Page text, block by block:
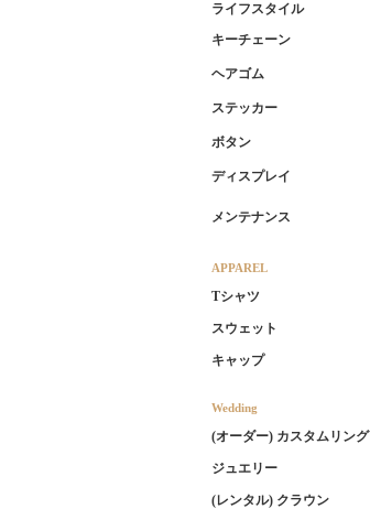
ライフスタイル
キーチェーン
ヘアゴム
ステッカー
ボタン
ディスプレイ
メンテナンス
APPAREL
Tシャツ
スウェット
キャップ
Wedding
(オーダー) カスタムリング
ジュエリー
(レンタル) クラウン